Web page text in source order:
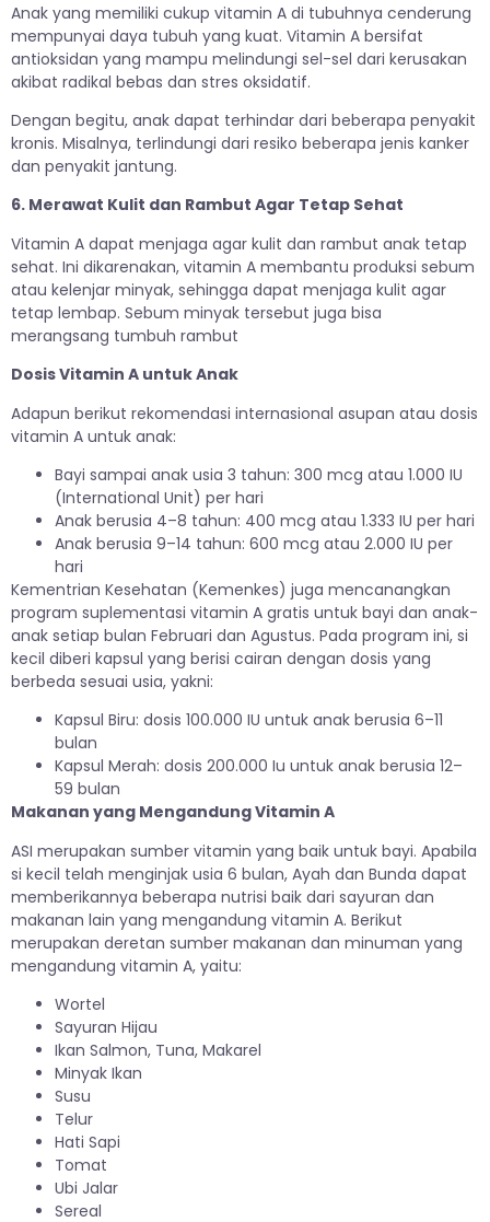
Anak yang memiliki cukup vitamin A di tubuhnya cenderung
mempunyai daya tubuh yang kuat. Vitamin A bersifat
antioksidan yang mampu melindungi sel-sel dari kerusakan
akibat radikal bebas dan stres oksidatif.
Dengan begitu, anak dapat terhindar dari beberapa penyakit
kronis. Misalnya, terlindungi dari resiko beberapa jenis kanker
dan penyakit jantung.
6. Merawat Kulit dan Rambut Agar Tetap Sehat
Vitamin A dapat menjaga agar kulit dan rambut anak tetap
sehat. Ini dikarenakan, vitamin A membantu produksi sebum
atau kelenjar minyak, sehingga dapat menjaga kulit agar
tetap lembap. Sebum minyak tersebut juga bisa
merangsang tumbuh rambut
Dosis Vitamin A untuk Anak
Adapun berikut rekomendasi internasional asupan atau dosis
vitamin A untuk anak:
Bayi sampai anak usia 3 tahun: 300 mcg atau 1.000 IU
(International Unit) per hari
Anak berusia 4–8 tahun: 400 mcg atau 1.333 IU per hari
Anak berusia 9–14 tahun: 600 mcg atau 2.000 IU per
hari
Kementrian Kesehatan (Kemenkes) juga mencanangkan
program suplementasi vitamin A gratis untuk bayi dan anak-
anak setiap bulan Februari dan Agustus. Pada program ini, si
kecil diberi kapsul yang berisi cairan dengan dosis yang
berbeda sesuai usia, yakni:
Kapsul Biru: dosis 100.000 IU untuk anak berusia 6–11
bulan
Kapsul Merah: dosis 200.000 Iu untuk anak berusia 12–
59 bulan
Makanan yang Mengandung Vitamin A
ASI merupakan sumber vitamin yang baik untuk bayi. Apabila
si kecil telah menginjak usia 6 bulan, Ayah dan Bunda dapat
memberikannya beberapa nutrisi baik dari sayuran dan
makanan lain yang mengandung vitamin A. Berikut
merupakan deretan sumber makanan dan minuman yang
mengandung vitamin A, yaitu:
Wortel
Sayuran Hijau
Ikan Salmon, Tuna, Makarel
Minyak Ikan
Susu
Telur
Hati Sapi
Tomat
Ubi Jalar
Sereal